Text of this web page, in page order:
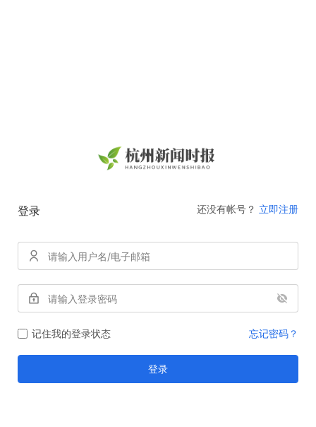
登录 还没有帐号？ 立即注册
记住我的登录状态 忘记密码？
登录